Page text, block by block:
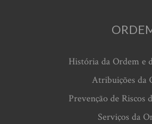
História da Ordem e
Atribuições da
Prevenção de Riscos
Serviços da